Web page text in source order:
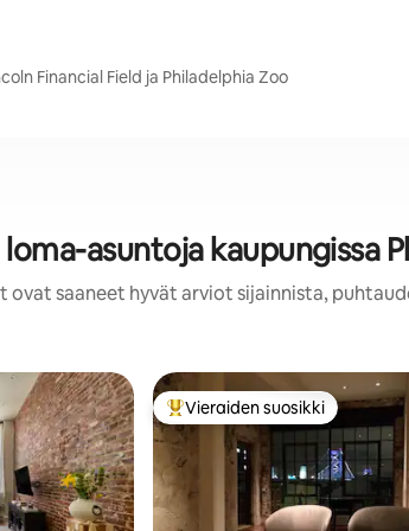
Financial Field ja Philadelphia Zoo
asuntoja kaupungissa
saaneet hyvät arviot sijainnista,
Vieraiden suosikkien
Vieraiden suosikki